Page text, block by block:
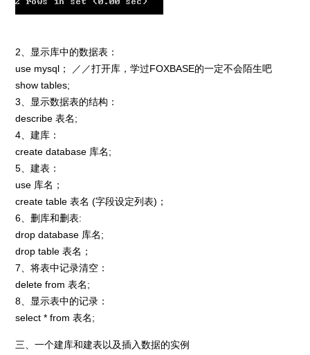
2、显示库中的数据表：
use mysql； ／／打开库，学过FOXBASE的一定不会陌生吧
show tables;
3、显示数据表的结构：
describe 表名;
4、建库：
create database 库名;
5、建表：
use 库名；
create table 表名 (字段设定列表)；
6、删库和删表:
drop database 库名;
drop table 表名；
7、将表中记录清空：
delete from 表名;
8、显示表中的记录：
select * from 表名;
三、一个建库和建表以及插入数据的实例